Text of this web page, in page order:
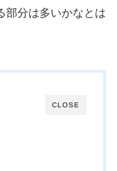
部分は多いかなとは
CLOSE